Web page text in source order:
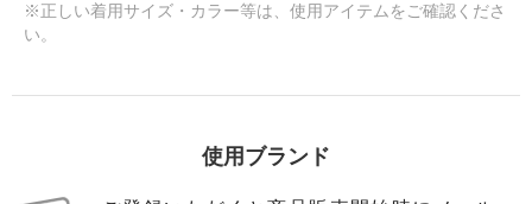
※正しい着用サイズ・カラー等は、使用アイテムをご確認くださ
い。
使用ブランド